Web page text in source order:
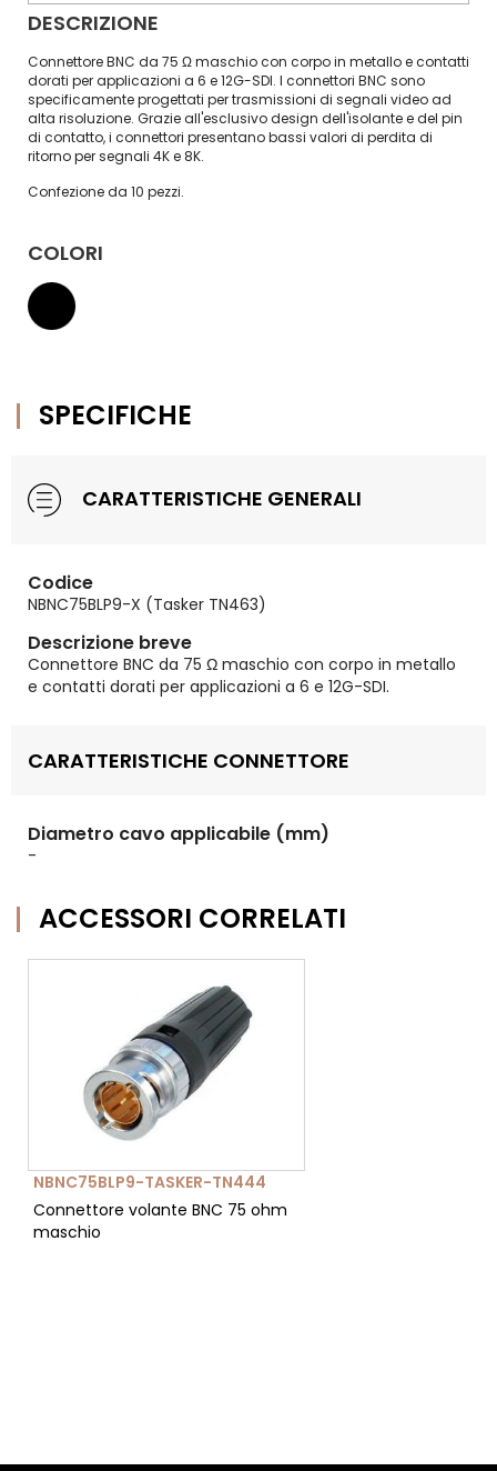
DESCRIZIONE
Connettore BNC da 75 Ω maschio con corpo in metallo e contatti
dorati per applicazioni a 6 e 12G-SDI. I connettori BNC sono
specificamente progettati per trasmissioni di segnali video ad
alta risoluzione. Grazie all'esclusivo design dell'isolante e del pin
di contatto, i connettori presentano bassi valori di perdita di
ritorno per segnali 4K e 8K.
Confezione da 10 pezzi.
COLORI
SPECIFICHE
CARATTERISTICHE GENERALI
Codice
NBNC75BLP9-X (Tasker TN463)
Descrizione breve
Connettore BNC da 75 Ω maschio con corpo in metallo
e contatti dorati per applicazioni a 6 e 12G-SDI.
CARATTERISTICHE CONNETTORE
Diametro cavo applicabile (mm)
-
ACCESSORI CORRELATI
NBNC75BLP9-TASKER-TN444
Connettore volante BNC 75 ohm
maschio